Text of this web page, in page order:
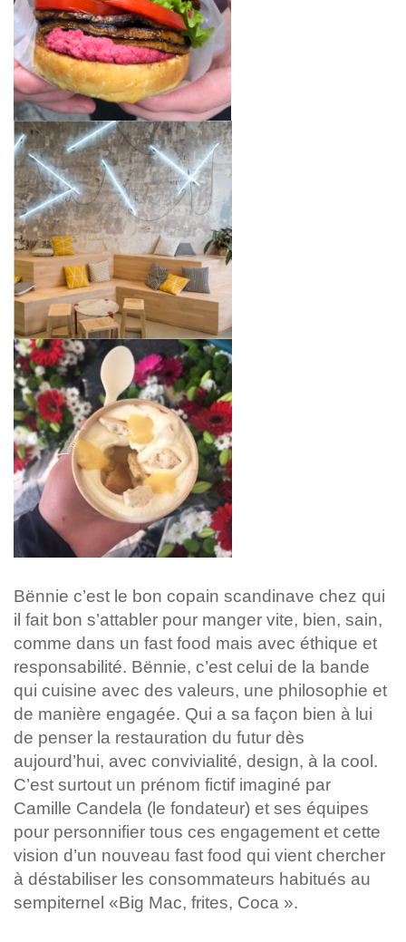
Bënnie c’est le bon copain scandinave chez qui
il fait bon s’attabler pour manger vite, bien, sain,
comme dans un fast food mais avec éthique et
responsabilité. Bënnie, c’est celui de la bande
qui cuisine avec des valeurs, une philosophie et
de manière engagée. Qui a sa façon bien à lui
de penser la restauration du futur dès
aujourd’hui, avec convivialité, design, à la cool.
C’est surtout un prénom fictif imaginé par
Camille Candela (le fondateur) et ses équipes
pour personnifier tous ces engagement et cette
vision d’un nouveau fast food qui vient chercher
à déstabiliser les consommateurs habitués au
sempiternel «Big Mac, frites, Coca ».